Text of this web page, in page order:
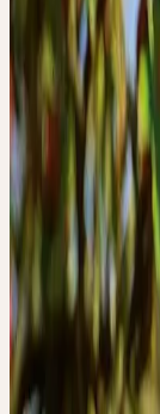
Wissensartikel
0
Kurse
0
Das Alter trägt
nicht kennt —
Wesentliche zu
nachlassende
mehr